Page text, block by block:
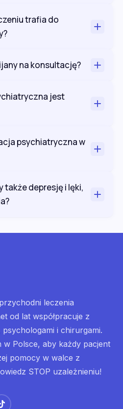
trafia do
na konsultację?
jest
psychiatryczna w
także depresję i lęki,
leczenia
od lat współpracuje z
i chirurgami.
w Polsce, aby każdy pacjent
pomocy w walce z
STOP uzależnieniu!